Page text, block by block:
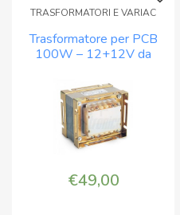
TRASFORMATORI E VARIAC
Trasformatore per PCB
100W – 12+12V da
pannello
€49,00